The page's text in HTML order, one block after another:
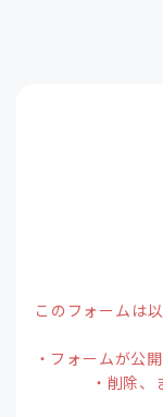
このフォームは
・フォームが公
・削除